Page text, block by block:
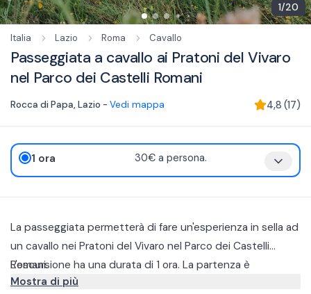
1/20
Italia Lazio Roma Cavallo
Passeggiata a cavallo ai Pratoni del Vivaro
nel Parco dei Castelli Romani
Rocca di Papa, Lazio - Vedi mappa 4,8 (17)
1 ora 30€ a persona.
La passeggiata permetterà di fare un'esperienza in sella ad
un cavallo nei Pratoni del Vivaro nel Parco dei Castelli
Romani.
L'escursione ha una durata di 1 ora. La partenza è
pianificata dal maneggio e durante le passeggiate
Mostra di più